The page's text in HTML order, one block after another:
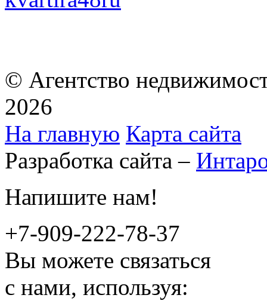
© Агентство
2026
На главную Карта сайта
Разработка сайта –
Напишите нам!
+7-909-222-78-37
Вы можете связаться
с нами, используя: